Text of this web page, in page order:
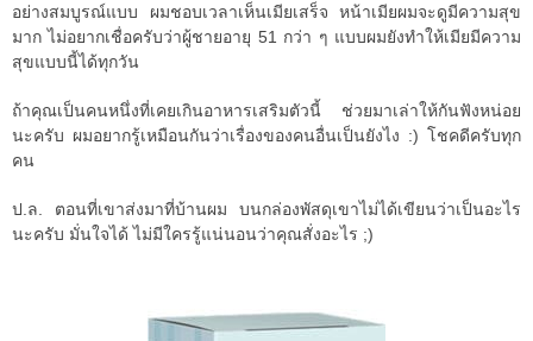
อย่างสมบูรณ์แบบ ผมชอบเวลาเห็นเมียเสร็จ หน้าเมียผมจะดูมีความสุข
มาก ไม่อยากเชื่อครับว่าผู้ชายอายุ 51 กว่า ๆ แบบผมยังทำให้เมียมีความ
สุขแบบนี้ได้ทุกวัน
ถ้าคุณเป็นคนหนึ่งที่เคยเกินอาหารเสริมตัวนี้ ช่วยมาเล่าให้กันฟังหน่อย
นะครับ ผมอยากรู้เหมือนกันว่าเรื่องของคนอื่นเป็นยังไง :) โชคดีครับทุก
คน
ป.ล. ตอนที่เขาส่งมาที่บ้านผม บนกล่องพัสดุเขาไม่ได้เขียนว่าเป็นอะไร
นะครับ มั่นใจได้ ไม่มีใครรู้แน่นอนว่าคุณสั่งอะไร ;)